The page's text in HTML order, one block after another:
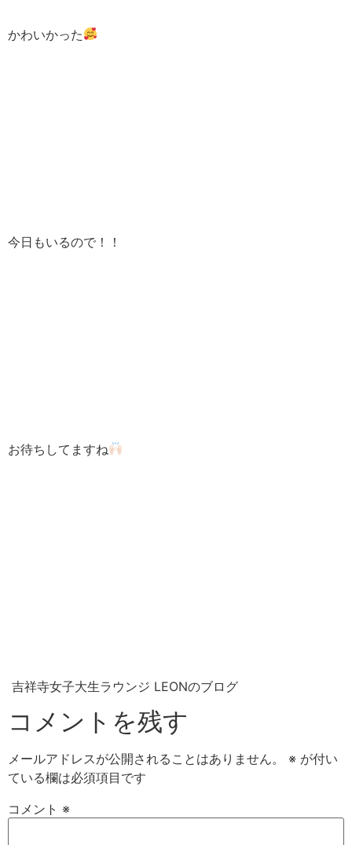
かわいかった
今日もいるので！！
お待ちしてますね
吉祥寺女子大生ラウンジ LEONのブログ
コメントを残す
メールアドレスが公開されることはありません。 ※ が付い
ている欄は必須項目です
コメント ※